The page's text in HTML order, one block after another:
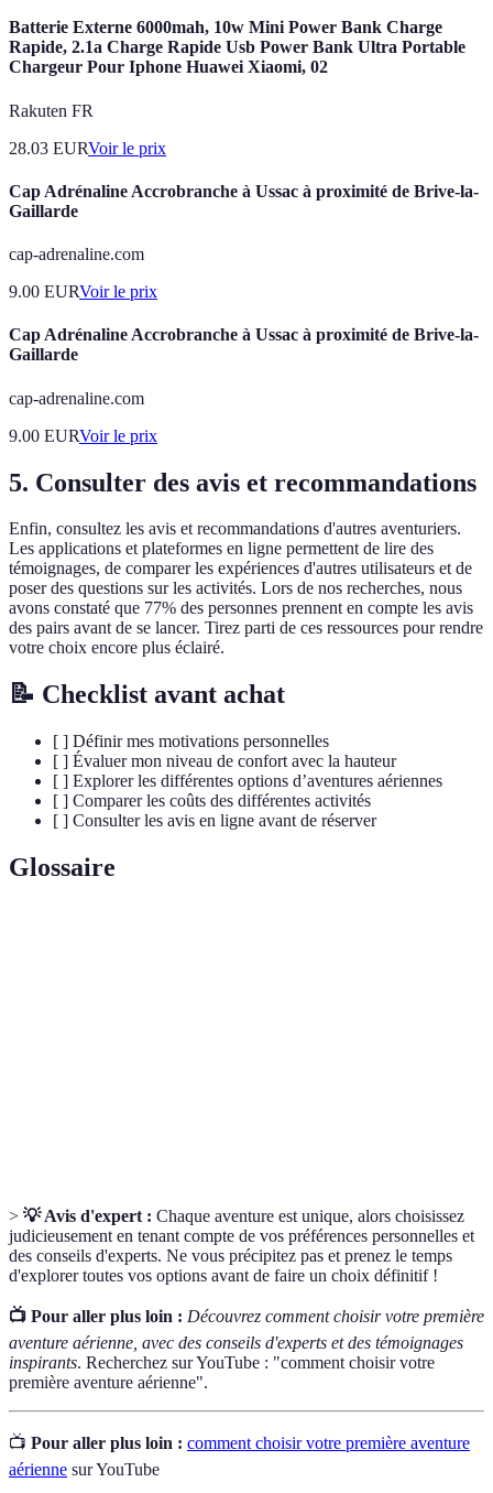
Batterie Externe 6000mah, 10w Mini Power Bank Charge
Rapide, 2.1a Charge Rapide Usb Power Bank Ultra Portable
Chargeur Pour Iphone Huawei Xiaomi, 02
Rakuten FR
28.03 EURVoir le prix
Cap Adrénaline Accrobranche à Ussac à proximité de Brive-la-
Gaillarde
cap-adrenaline.com
9.00 EURVoir le prix
Cap Adrénaline Accrobranche à Ussac à proximité de Brive-la-
Gaillarde
cap-adrenaline.com
9.00 EURVoir le prix
5. Consulter des avis et recommandations
Enfin, consultez les avis et recommandations d'autres aventuriers.
Les applications et plateformes en ligne permettent de lire des
témoignages, de comparer les expériences d'autres utilisateurs et de
poser des questions sur les activités. Lors de nos recherches, nous
avons constaté que 77% des personnes prennent en compte les avis
des pairs avant de se lancer. Tirez parti de ces ressources pour rendre
votre choix encore plus éclairé.
📝 Checklist avant achat
[ ] Définir mes motivations personnelles
[ ] Évaluer mon niveau de confort avec la hauteur
[ ] Explorer les différentes options d’aventures aériennes
[ ] Comparer les coûts des différentes activités
[ ] Consulter les avis en ligne avant de réserver
Glossaire
> 💡 Avis d'expert : Chaque aventure est unique, alors choisissez
judicieusement en tenant compte de vos préférences personnelles et
des conseils d'experts. Ne vous précipitez pas et prenez le temps
d'explorer toutes vos options avant de faire un choix définitif !
📺 Pour aller plus loin : Découvrez comment choisir votre première
aventure aérienne, avec des conseils d'experts et des témoignages
inspirants. Recherchez sur YouTube : "comment choisir votre
première aventure aérienne".
📺 Pour aller plus loin : comment choisir votre première aventure
aérienne sur YouTube